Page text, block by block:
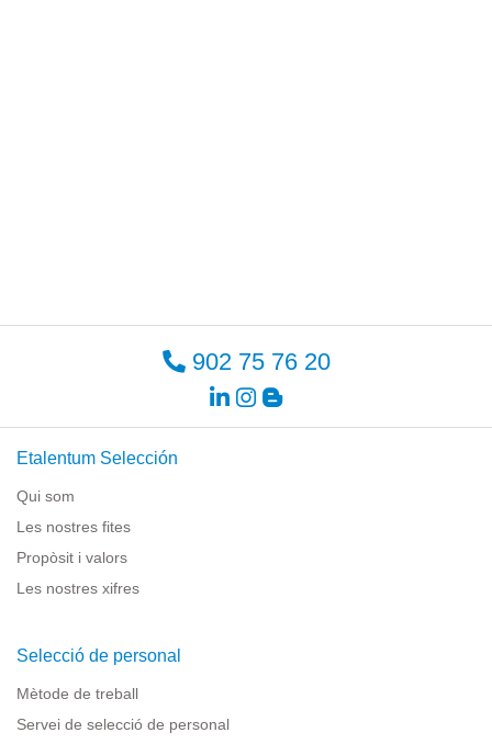
902 75 76 20
Etalentum Selección
Qui som
Les nostres fites
Propòsit i valors
Les nostres xifres
Selecció de personal
Mètode de treball
Servei de selecció de personal